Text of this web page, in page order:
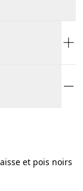
et pois noirs